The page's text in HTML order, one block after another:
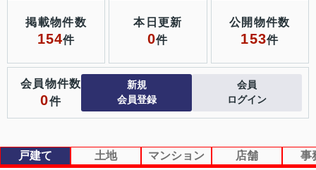
掲載物件数
154件
本日更新
0件
公開物件数
153件
会員物件数
0件
新規
会員登録
会員
ログイン
戸建て 土地 マンション 店舗 事